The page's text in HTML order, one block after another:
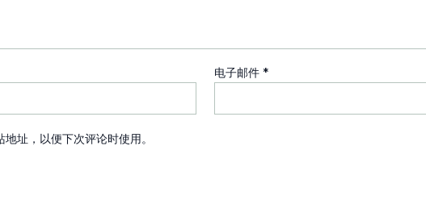
电子邮件 *
址，以便下次评论时使用。